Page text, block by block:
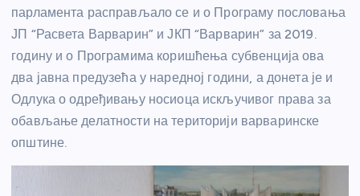
парламента расправљало се и о Програму пословања
ЈП “Расвета Варварин” и ЈКП “Варварин” за 2019.
годину и о Програмима коришћења субвенција ова
два јавна предузећа у наредној години, а донета је и
Одлука о одређивању носиоца искључивог права за
обављање делатности на територији варваринске
општине.